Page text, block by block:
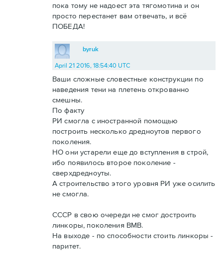
пока тому не надоест эта тягомотина и он
просто перестанет вам отвечать, и всё
ПОБЕДА!
byruk
April 21 2016, 18:54:40 UTC
Ваши сложные словестные конструкции по
наведения тени на плетень открованно
смешны.
По факту
РИ смогла с иностранной помощью
построить несколько дредноутов первого
поколения.
НО они устарели еще до вступления в строй,
ибо появилось второе поколение -
сверхдредноуты.
А строительство этого уровня РИ уже осилить
не смогла.
СССР в свою очереди не смог достроить
линкоры, поколения ВМВ.
На выходе - по способности стоить линкоры -
паритет.